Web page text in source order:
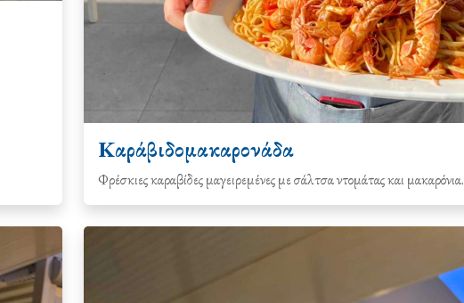
Καράβιδομακαρονάδα
Φρέσκιες καραβίδες μαγειρεμένες με σάλτσα ντομάτας και μακαρόνια.